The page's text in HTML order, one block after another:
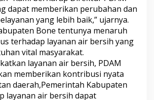
dapat memberikan perubahan dan
yang lebih baik,” ujarnya.
Bone tentunya menaruh
terhadap layanan air bersih yang
vital masyarakat.
layanan air bersih, PDAM
memberikan kontribusi nyata
daerah,Pemerintah Kabupaten
layanan air bersih dapat